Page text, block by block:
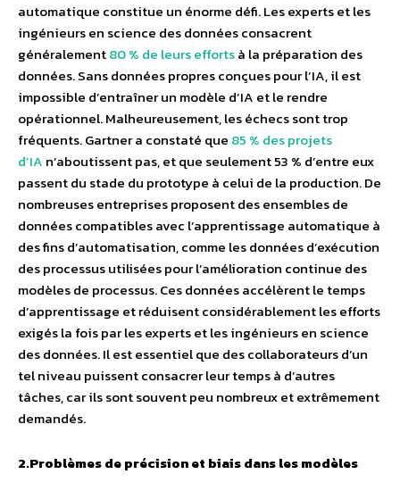
automatique constitue un énorme défi. Les experts et les
ingénieurs en science des données consacrent
généralement80 % de leurs effortsà la préparation des
données. Sans données propres conçues pour l’IA, il est
impossible d’entraîner un modèle d’IA et le rendre
opérationnel. Malheureusement, les échecs sont trop
fréquents. Gartner a constaté que 85 % des projets
d’IA n’aboutissent pas, et que seulement 53 % d’entre eux
passent du stade du prototype à celui de la production. De
nombreuses entreprises proposent des ensembles de
données compatibles avec l’apprentissage automatique à
des fins d’automatisation, comme les données d’exécution
des processus utilisées pour l’amélioration continue des
modèles de processus. Ces données accélèrent le temps
d’apprentissage et réduisent considérablement les efforts
exigés la fois par les experts et les ingénieurs en science
des données. Il est essentiel que des collaborateurs d’un
tel niveau puissent consacrer leur temps à d’autres
tâches, car ils sont souvent peu nombreux et extrêmement
demandés.
2.Problèmes de précision et biais dans les modèles